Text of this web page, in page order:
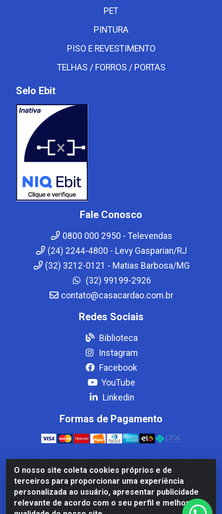
O nosso site coleta cookies próprios e de
terceiros para proporcionar uma experiência
personalizada ao usuário, apresentar publicidade
relevante de acordo com o seu perfil e melhorar a
PET
PINTURA
PISO E REVESTIMENTO
TELHAS / FORROS / PORTAS
Selo Ebit
Fale Conosco
0800 000 2950 - Televendas
(24) 2244-4800 - Levy Gasparian/RJ
(32) 3212-0121 - Matias Barbosa/MG
(32) 99199-2926
contato@casacardao.com.br
Redes Sociais
Biblioteca
Instagram
Facebook
YouTube
Linkedin
Formas de Pagamento
Casa Cardão LTDA - Av. Amaral Peixoto, 910 - Afonso
ArinosCom, Levy Gasparian/RJ - CEP 25.875-000 - CNPJ
32.287.542/0001-83